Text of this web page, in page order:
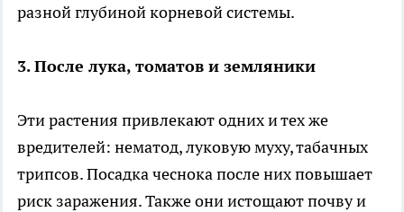
разной глубиной корневой системы.
3. После лука, томатов и земляники
Эти растения привлекают одних и тех же
вредителей: нематод, луковую муху, табачных
трипсов. Посадка чеснока после них повышает
риск заражения. Также они истощают почву и